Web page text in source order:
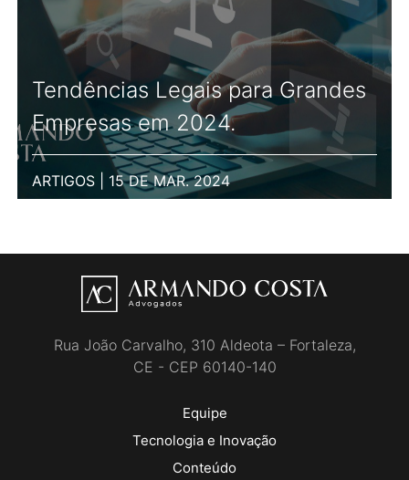
Tendências Legais para Grandes
Empresas em 2024.
ARTIGOS | 15 DE MAR. 2024
Rua João Carvalho, 310 Aldeota – Fortaleza,
CE - CEP 60140-140
Equipe
Tecnologia e Inovação
Conteúdo